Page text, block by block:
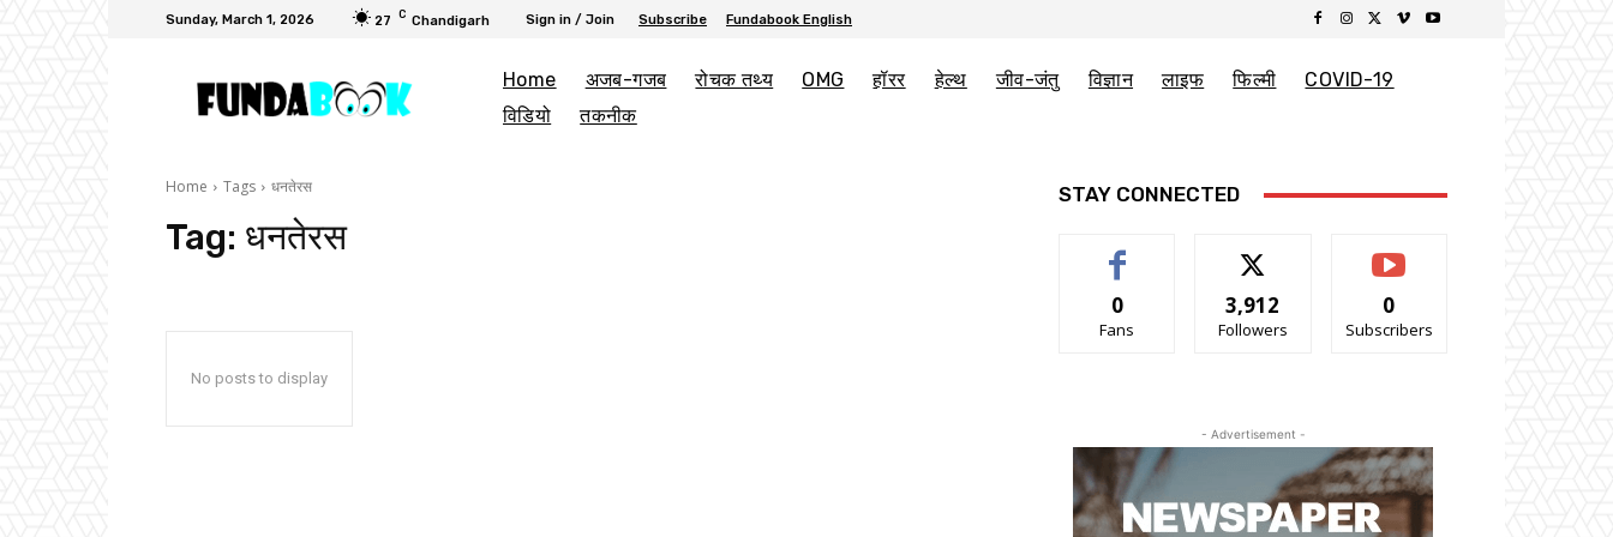
Sunday, March 1, 2026 27 C Chandigarh Sign in / Join Subscribe Fundabook English
Home अजब-गजब रोचक तथ्य OMG हॉरर हेल्थ जीव-जंतु विज्ञान लाइफ फिल्मी
COVID-19
विडियो
तकनीक
Home Tags धनतेरस
Tag: धनतेरस
No posts to display
STAY CONNECTED
0
Fans
3,912
Followers
0
Subscribers
- Advertisement -